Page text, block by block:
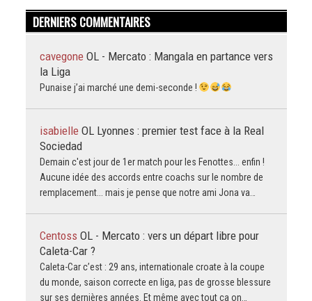
DERNIERS COMMENTAIRES
cavegone OL - Mercato : Mangala en partance vers
la Liga
Punaise j’ai marché une demi-seconde !
isabielle OL Lyonnes : premier test face à la Real
Sociedad
Demain c'est jour de 1er match pour les Fenottes... enfin !
Aucune idée des accords entre coachs sur le nombre de
remplacement... mais je pense que notre ami Jona va…
Centoss OL - Mercato : vers un départ libre pour
Caleta-Car ?
Caleta-Car c’est : 29 ans, internationale croate à la coupe
du monde, saison correcte en liga, pas de grosse blessure
sur ses dernières années. Et même avec tout ça on…